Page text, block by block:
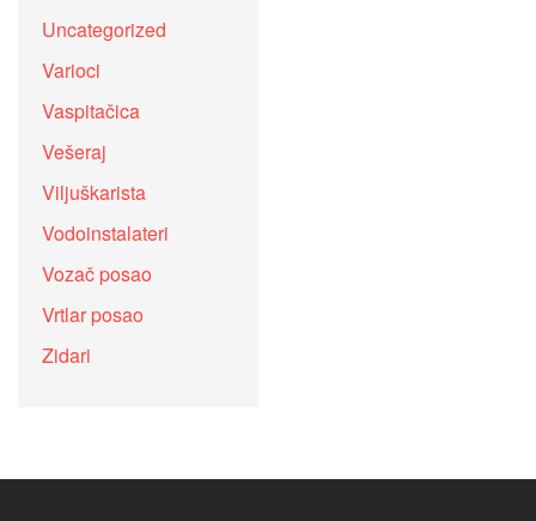
Uncategorized
Varioci
Vaspitačica
Vešeraj
Viljuškarista
Vodoinstalateri
Vozač posao
Vrtlar posao
Zidari